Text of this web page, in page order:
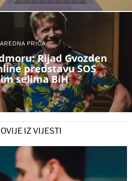
PRIČA
Rijad Gvozden
predstavu SOS
selima BiH
IZ VIJESTI